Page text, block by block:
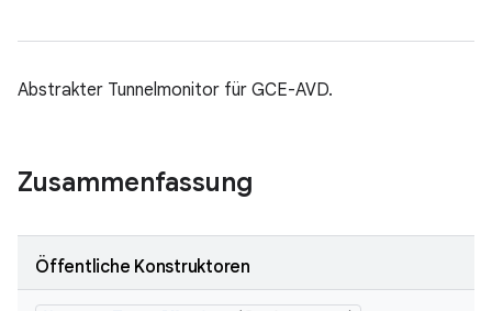
Abstrakter Tunnelmonitor für GCE-AVD.
Zusammenfassung
Öffentliche Konstruktoren